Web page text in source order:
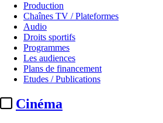
Production
Chaînes TV / Plateformes
Audio
Droits sportifs
Programmes
Les audiences
Plans de financement
Etudes / Publications
Cinéma